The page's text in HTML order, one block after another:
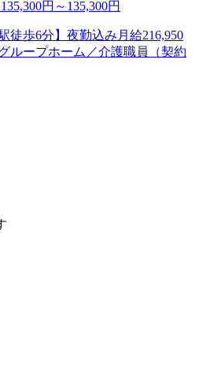
円～135,300円
徒歩6分】夜勤込み月給216,950
ループホーム／介護職員（契約